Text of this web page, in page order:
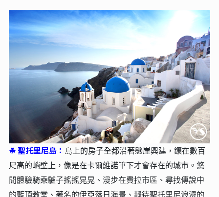
☘︎聖托里尼島： 島上的房子全都沿著懸崖興建，鑲在數百
尺高的峭壁上，像是在卡爾維諾筆下才會存在的城市。悠
閒體驗騎乘驢子搖搖晃晃、漫步在費拉市區、尋找傳說中
的藍頂教堂、著名的伊亞落日海景、靜待聖托里尼浪漫的